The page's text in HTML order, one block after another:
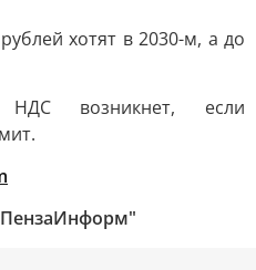
хотят в 2030-м, а до
НДС возникнет, если